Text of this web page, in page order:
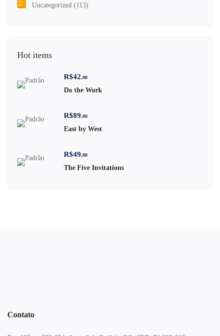
Uncategorized (113)
Hot items
R$42,00
Do the Work
R$89,00
East by West
R$49,00
The Five Invitations
Contato